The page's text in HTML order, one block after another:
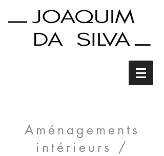
Aménagements
intérieurs /